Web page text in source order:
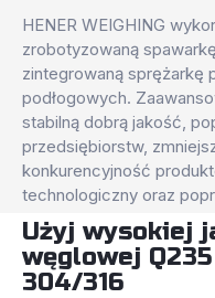
HENER WEIGHING
zrobotyzowaną
zintegrowaną sprężarkę
podłogowych.
stabilną dobrą jakość,
przedsiębiorstw,
konkurencyjność
technologiczny oraz
Użyj wysokiej
węglowej
304/316